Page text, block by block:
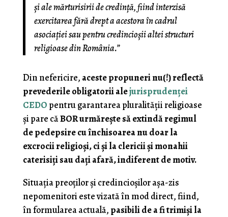
şi ale mărturisirii de credinţă, fiind interzisă
exercitarea fără drept a acestora în cadrul
asociaţiei sau pentru credincioşii altei structuri
religioase din România.”
Din nefericire, aceste propuneri nu(!) reflectă
prevederile obligatorii alejurisprudenţei
CEDO pentru garantarea pluralităţii religioase
şi pare căBOR urmăreşte să extindă regimul
de pedepsire cu închisoarea nu doar la
excrocii religioşi, ci şi la clericii şi monahii
caterisiţi sau daţi afară, indiferent de motiv.
Situaţia preoţilor şi credincioşilor aşa-zis
nepomenitori este vizată în mod direct, fiind,
în formularea actuală, pasibili de a fi trimişi la